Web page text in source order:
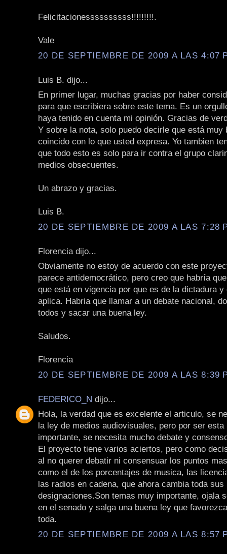
Felicitacionessssssssss!!!!!!!!!.
Vale
20 DE SEPTIEMBRE DE 2009 A LAS 4:07
Luis B. dijo...
En primer lugar, muchas gracias por haber
para que escribiera sobre este tema. Es un
haya tenido en cuenta mi opinión. Gracias de
Y sobre la nota, solo puedo decirle que está muy
coincido con lo que usted expresa. Yo tambien
que todo esto es solo para ir contra el grupo
medios obsecuentes.
Un abrazo y gracias.
Luis B.
20 DE SEPTIEMBRE DE 2009 A LAS 7:28
Florencia dijo...
Obviamente no estoy de acuerdo con este
parece antidemocrático, pero creo que habría
que está en vigencia por que es de la dictadura
aplica. Habria que llamar a un debate nacional,
todos y sacar una buena ley.
Saludos.
Florencia
20 DE SEPTIEMBRE DE 2009 A LAS 8:39
FEDERICO_N dijo...
Hola, la verdad que es excelente el articulo, se
la ley de medios audiovisuales, pero por ser esta
importante, se necesita mucho debate y
El proyecto tiene varios aciertos, pero como
al no querer debatir ni consensuar los puntos
como el de los porcentajes de musica, las
las radios en cadena, que ahora cambia toda sus
designaciones.Son temas muy importante, ojala
en el senado y salga una buena ley que
toda.
20 DE SEPTIEMBRE DE 2009 A LAS 8:57